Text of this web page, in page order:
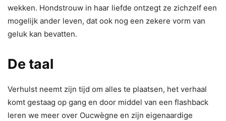
wekken. Hondstrouw in haar liefde ontzegt ze zichzelf een
mogelijk ander leven, dat ook nog een zekere vorm van
geluk kan bevatten.
De taal
Verhulst neemt zijn tijd om alles te plaatsen, het verhaal
komt gestaag op gang en door middel van een flashback
leren we meer over Oucwègne en zijn eigenaardige